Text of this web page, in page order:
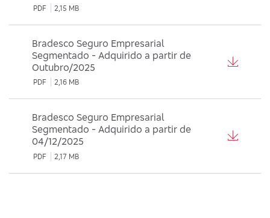
PDF 2,15 MB
Bradesco Seguro Empresarial
Segmentado - Adquirido a partir de
Outubro/2025
PDF 2,16 MB
Bradesco Seguro Empresarial
Segmentado - Adquirido a partir de
04/12/2025
PDF 2,17 MB